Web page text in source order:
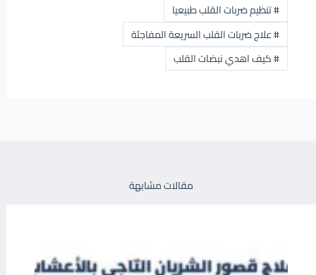
#تنظيم ضربات القلب طبيعيا
#علاج ضربات القلب السريعة المفاجئة
#كيف اهدي نبضات القلب
مقالات مشابهة